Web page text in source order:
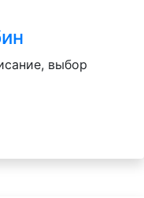
выбор